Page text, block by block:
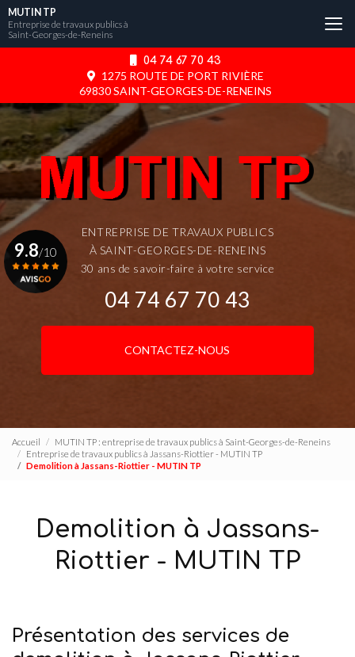
Aller
au
contenu
04 74 67 70 43
1275 ROUTE DE PORT RIVIÈRE
69830 SAINT-GEORGES-DE-RENEINS
MUTIN TP
Entreprise de travaux publics à
Saint-Georges-de-Reneins
ENTREPRISE DE TRAVAUX PUBLICS
À SAINT-GEORGES-DE-RENEINS
30 ans de savoir-faire à votre service
04 74 67 70 43
CONTACTEZ-NOUS
9.8/10
Accueil
MUTIN TP : entreprise de travaux publics à Saint-Georges-de-Reneins
Entreprise de travaux publics à Jassans-Riottier - MUTIN TP
Demolition à Jassans-Riottier - MUTIN TP
Demolition à Jassans-
Riottier - MUTIN TP
Présentation des services de